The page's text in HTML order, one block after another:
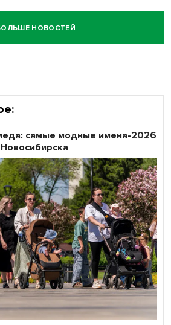
НОВОСТЕЙ
самые модные имена-2026